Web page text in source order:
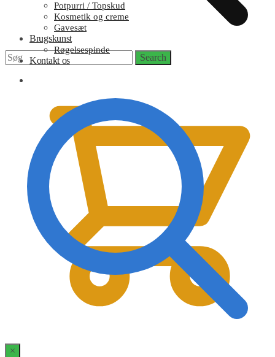
Search
for:
Search
Potpurri / Topskud
Kosmetik og creme
Gavesæt
Brugskunst
Røgelsespinde
Kontakt os
×